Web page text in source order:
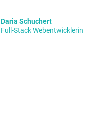
Daria Schuchert
Full-Stack Webentwicklerin